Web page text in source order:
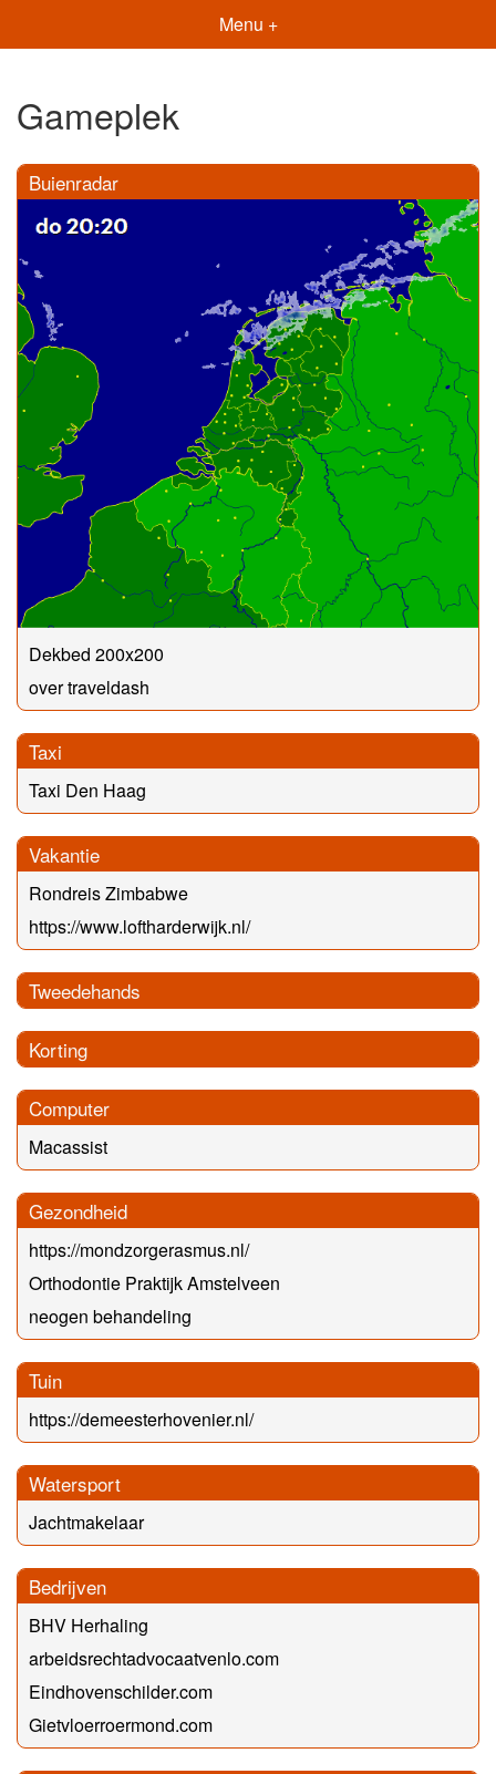
Menu +
Gameplek
Buienradar
Dekbed 200x200
over traveldash
Taxi
Taxi Den Haag
Vakantie
Rondreis Zimbabwe
https://www.loftharderwijk.nl/
Tweedehands
Korting
Computer
Macassist
Gezondheid
https://mondzorgerasmus.nl/
Orthodontie Praktijk Amstelveen
neogen behandeling
Tuin
https://demeesterhovenier.nl/
Watersport
Jachtmakelaar
Bedrijven
BHV Herhaling
arbeidsrechtadvocaatvenlo.com
Eindhovenschilder.com
Gietvloerroermond.com